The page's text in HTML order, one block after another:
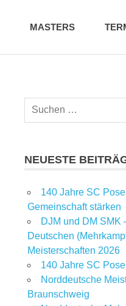
MASTERS
NEUESTE
140 Jahre SC
Gemeinschaft stärken
DJM und DM SMK
Deutschen
Meisterschaften 2026
140 Jahre SC
Norddeutsche
Braunschweig